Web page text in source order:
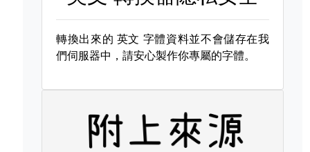
轉換出來的 英文 字體資料並不會儲存在我
們伺服器中，請安心製作你專屬的字體。